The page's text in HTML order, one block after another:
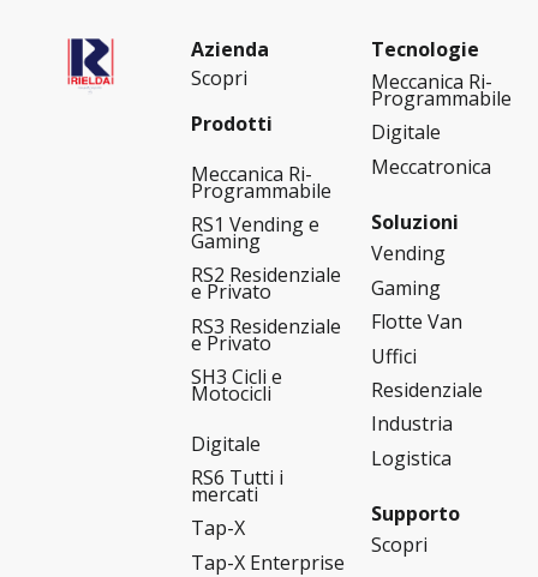
Azienda
Scopri
Prodotti
Meccanica Ri-
Programmabile
RS1 Vending e
Gaming
RS2 Residenziale
e Privato
RS3 Residenziale
e Privato
SH3 Cicli e
Motocicli
Digitale
RS6 Tutti i
mercati
Tap-X
Tap-X Enterprise
Tecnologie
Meccanica Ri-
Programmabile
Digitale
Meccatronica
Soluzioni
Vending
Gaming
Flotte Van
Uffici
Residenziale
Industria
Logistica
Supporto
Scopri